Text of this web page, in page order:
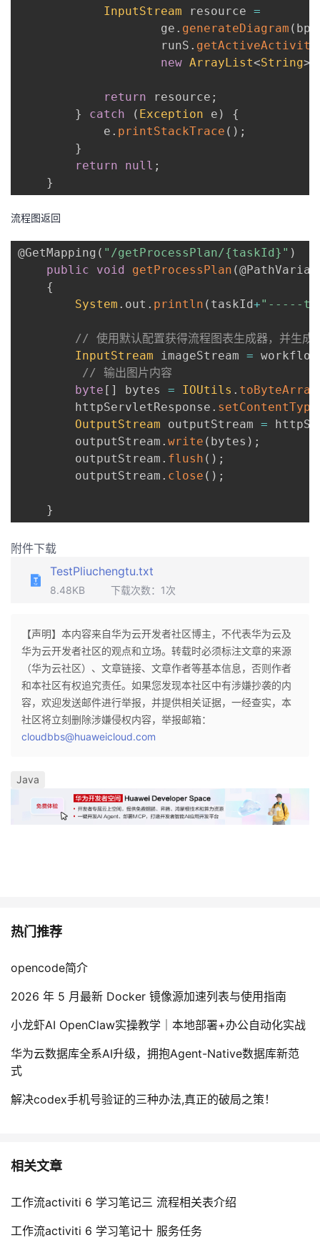
InputStream resource =
	        		ge
. generateDiagram (
	                runS
.
new ArrayList<String>
return resource ;
}
catch ( Exception e )
{
            e
. printStackTrace ( ) ;
}
return
null ;
}
流程图返回
@GetMapping ( "/getProcessPlan/{taskId}" )
public
void getProcessPlan (
{
System . out . println ( taskId+"-----
// 使用默认配置获得流程图表生成器，并生成
InputStream imageStream =
// 输出图片内容
byte [ ] bytes = IOUtils . toByteArray
        httpServletResponse
. setContentType
OutputStream outputStream =
        outputStream
. write ( bytes ) ;
        outputStream
. flush ( ) ;
        outputStream
. close ( ) ;
}
附件下载
TestPliuchengtu.txt
8.48KB 下载次数： 1次
【声明】本内容来自华为云开发者社区博主，不代表华为云及
华为云开发者社区的观点和立场。转载时必须标注文章的来源
（华为云社区）、文章链接、文章作者等基本信息，否则作者
和本社区有权追究责任。如果您发现本社区中有涉嫌抄袭的内
容，欢迎发送邮件进行举报，并提供相关证据，一经查实，本
社区将立刻删除涉嫌侵权内容，举报邮箱：
cloudbbs@huaweicloud.com
Java
热门推荐
opencode简介
2026 年 5 月最新 Docker 镜像源加速列表与使用指南
小龙虾AI OpenClaw实操教学｜本地部署+办公自动化实战
华为云数据库全系AI升级，拥抱Agent-Native数据库新范
式
解决codex手机号验证的三种办法,真正的破局之策！
相关文章
工作流activiti 6 学习笔记三 流程相关表介绍
工作流activiti 6 学习笔记十 服务任务